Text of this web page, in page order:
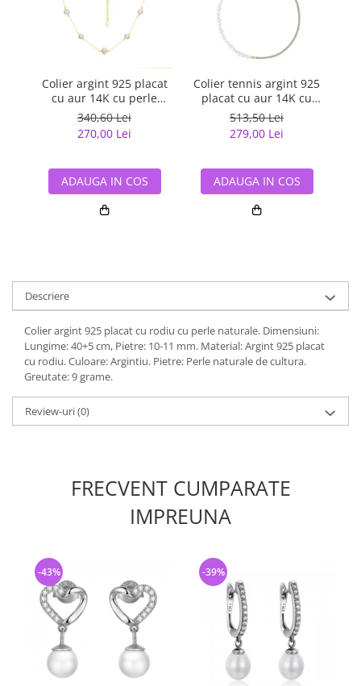
Colier argint 925 placat
cu aur 14K cu perle
naturale
340,60 Lei
270,00 Lei
ADAUGA IN COS
Colier tennis argint 925
placat cu aur 14K cu
perle si zirconiu
513,50 Lei
279,00 Lei
ADAUGA IN COS
Descriere
Colier argint 925 placat cu rodiu cu perle naturale. Dimensiuni:
Lungime: 40+5 cm, Pietre: 10-11 mm. Material: Argint 925 placat
cu rodiu. Culoare: Argintiu. Pietre: Perle naturale de cultura.
Greutate: 9 grame.
Review-uri(0)
FRECVENT CUMPARATE
IMPREUNA
-43% -39%